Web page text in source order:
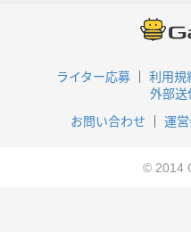
ライター応募 利用規
外部送
お問い合わせ
運
© 2014